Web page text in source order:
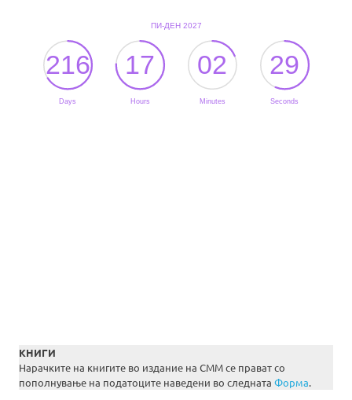
КНИГИ
Нарачките на книгите во издание на СММ се прават со
пополнување на податоците наведени во следната Форма.